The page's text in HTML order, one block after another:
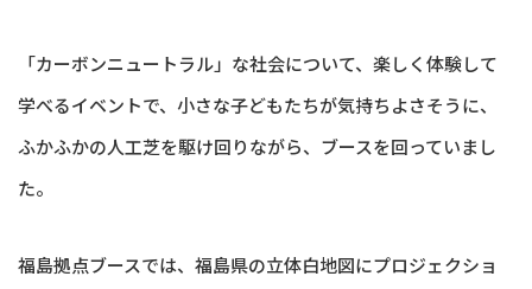
「カーボンニュートラル」な社会について、楽しく体験して
学べるイベントで、小さな子どもたちが気持ちよさそうに、
ふかふかの人工芝を駆け回りながら、ブースを回っていまし
た。
福島拠点ブースでは、福島県の立体白地図にプロジェクショ